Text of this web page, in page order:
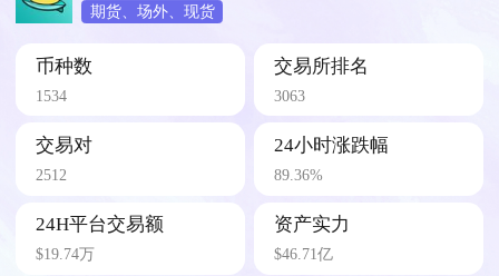
期货、场外、现货
币种数
1534
交易所排名
3063
交易对
2512
24小时涨跌幅
89.36%
24H平台交易额
$19.74万
资产实力
$46.71亿